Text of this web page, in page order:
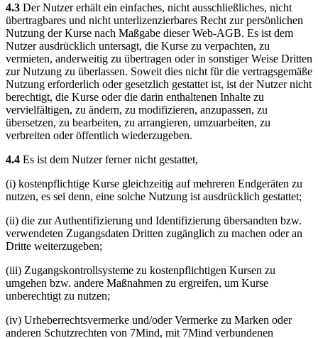
4.3 Der Nutzer erhält ein einfaches, nicht ausschließliches, nicht
übertragbares und nicht unterlizenzierbares Recht zur persönlichen
Nutzung der Kurse nach Maßgabe dieser Web-AGB. Es ist dem
Nutzer ausdrücklich untersagt, die Kurse zu verpachten, zu
vermieten, anderweitig zu übertragen oder in sonstiger Weise Dritten
zur Nutzung zu überlassen. Soweit dies nicht für die vertragsgemäße
Nutzung erforderlich oder gesetzlich gestattet ist, ist der Nutzer nicht
berechtigt, die Kurse oder die darin enthaltenen Inhalte zu
vervielfältigen, zu ändern, zu modifizieren, anzupassen, zu
übersetzen, zu bearbeiten, zu arrangieren, umzuarbeiten, zu
verbreiten oder öffentlich wiederzugeben.
4.4 Es ist dem Nutzer ferner nicht gestattet,
(i) kostenpflichtige Kurse gleichzeitig auf mehreren Endgeräten zu
nutzen, es sei denn, eine solche Nutzung ist ausdrücklich gestattet;
(ii) die zur Authentifizierung und Identifizierung übersandten bzw.
verwendeten Zugangsdaten Dritten zugänglich zu machen oder an
Dritte weiterzugeben;
(iii) Zugangskontrollsysteme zu kostenpflichtigen Kursen zu
umgehen bzw. andere Maßnahmen zu ergreifen, um Kurse
unberechtigt zu nutzen;
(iv) Urheberrechtsvermerke und/oder Vermerke zu Marken oder
anderen Schutzrechten von 7Mind, mit 7Mind verbundenen